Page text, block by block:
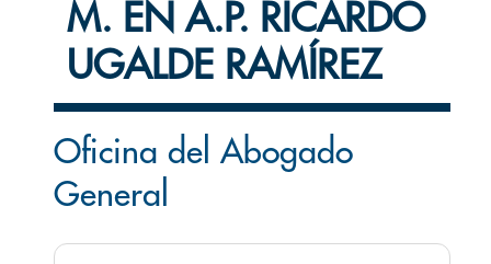
M. EN A.P. RICARDO
UGALDE RAMÍREZ
Oficina del Abogado
General